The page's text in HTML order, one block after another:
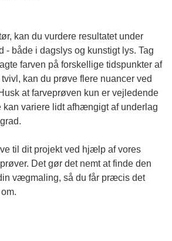
kan du vurdere resultatet under
- både i dagslys og kunstigt lys. Tag
farven på forskellige tidspunkter af
kan du prøve flere nuancer ved
at farveprøven kun er vejledende
kan variere lidt afhængigt af underlag
til dit projekt ved hjælp af vores
Det gør det nemt at finde den
vægmaling, så du får præcis det